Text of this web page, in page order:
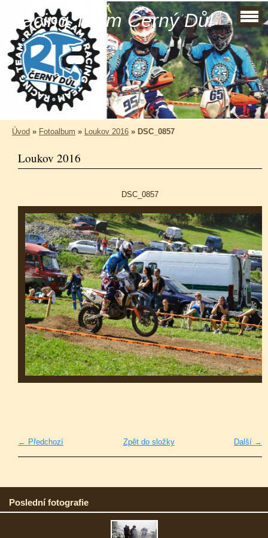
Racing Team Černý Důl
Úvod » Fotoalbum » Loukov 2016 » DSC_0857
Loukov 2016
DSC_0857
← Předchozí Další →
Zpět do složky
Poslední fotografie